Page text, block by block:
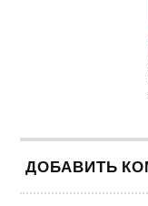
ДОБАВИТЬ